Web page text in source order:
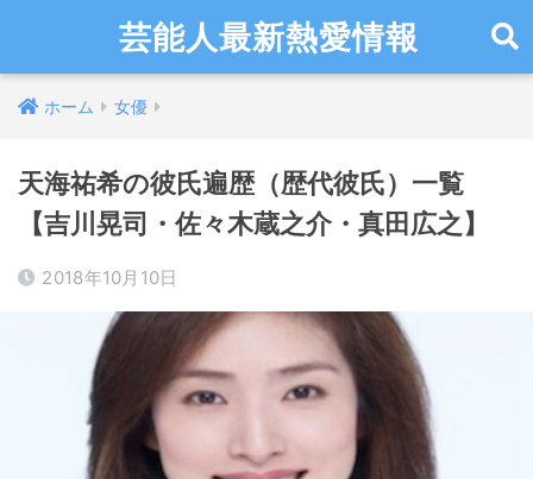
芸能人最新熱愛情報
ホーム 女優
天海祐希の彼氏遍歴（歴代彼氏）一覧
【吉川晃司・佐々木蔵之介・真田広之】
2018年10月10日